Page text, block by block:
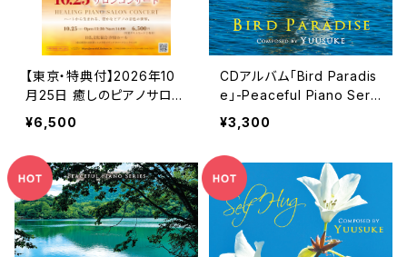
【東京・特典付】2026年10
月25日 癒しのピアノサロン
コンサート お申込みフォー
¥6,500
CDアルバム「Bird Paradis
e」-Peaceful Piano Seri
es-／Yuusuke
¥3,300